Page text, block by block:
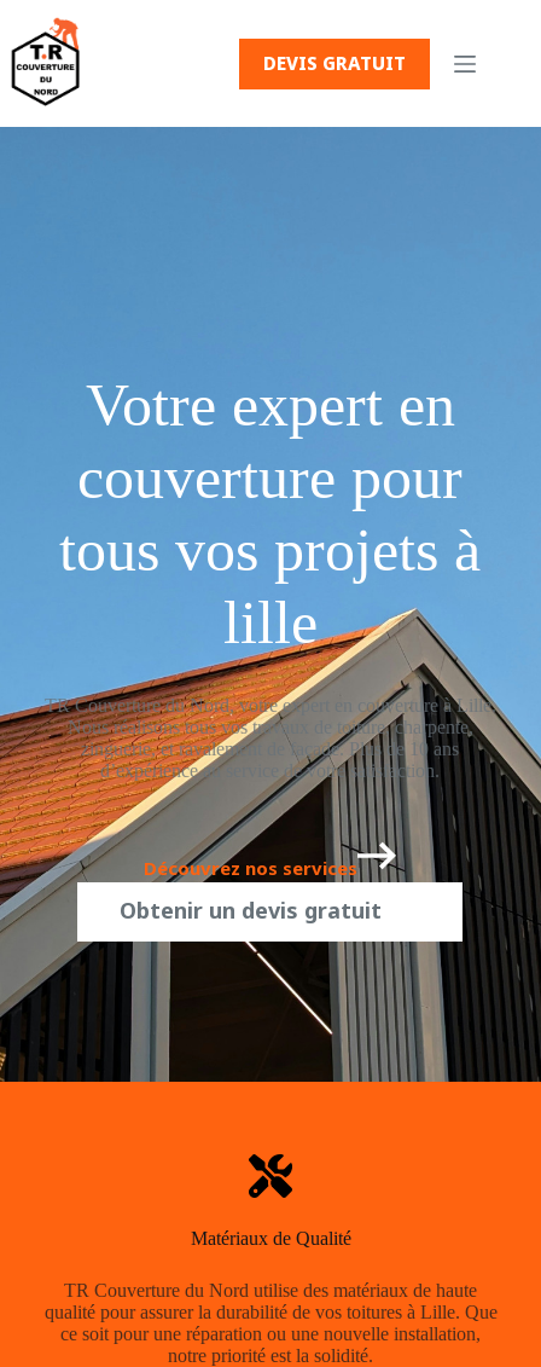
contenu
DEVIS GRATUIT
Votre expert en
couverture pour
tous vos projets à
lille
TR Couverture du Nord, votre expert en couverture à Lille.
Nous réalisons tous vos travaux de toiture, charpente,
zinguerie, et ravalement de façade. Plus de 10 ans
d’expérience au service de votre satisfaction.
Découvrez nos services
Obtenir un devis gratuit
Matériaux de Qualité
TR Couverture du Nord utilise des matériaux de haute
qualité pour assurer la durabilité de vos toitures à Lille. Que
ce soit pour une réparation ou une nouvelle installation,
notre priorité est la solidité.